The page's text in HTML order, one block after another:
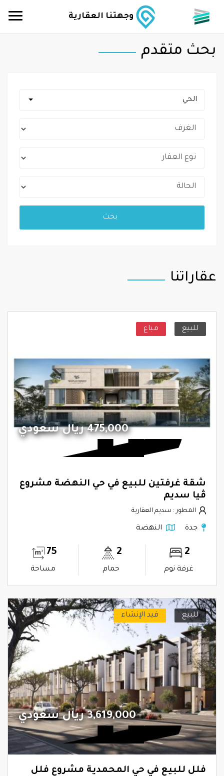
وجهتنا العقارية
بحث متقدم
الحي
بحث
عقاراتنا
للبيع مباع
475,000 ريال سعودي
شقة غرفتين للبيع في حي النهضة مشروع
ڤيا سديم
المطور : سديم العقارية
جدة النهضة
2
غرفة نوم
2
حمام
75
مساحة
للبيع قيد الإنشاء
3,619,000 ريال سعودي
فلل للبيع في حي المحمدية مشروع فلل